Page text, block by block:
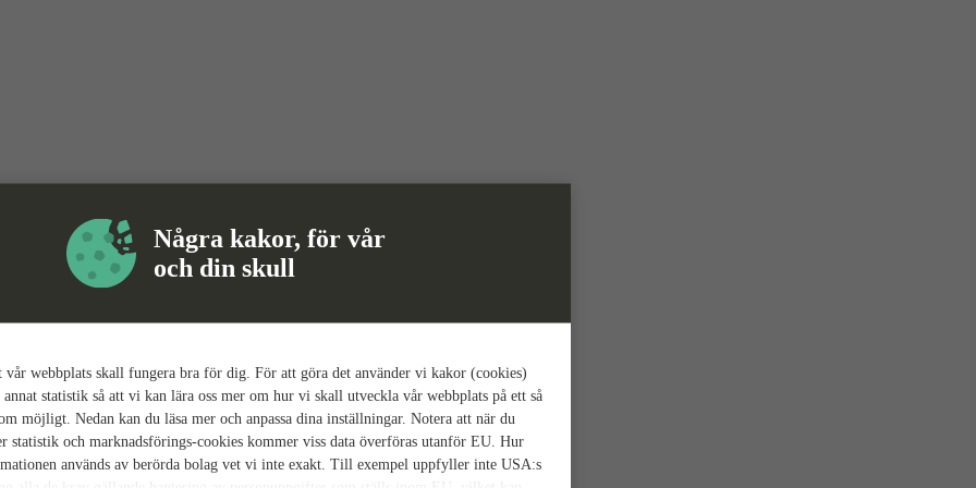
Några kakor, för vår
och din skull
webbplats skall fungera bra för dig. För att göra det använder vi kakor (cookies)
statistik så att vi kan lära oss mer om hur vi skall utveckla vår webbplats på ett så
möjligt. Nedan kan du läsa mer och anpassa dina inställningar. Notera att när du
statistik och marknadsförings-cookies kommer viss data överföras utanför EU. Hur
används av berörda bolag vet vi inte exakt. Till exempel uppfyller inte USA:s